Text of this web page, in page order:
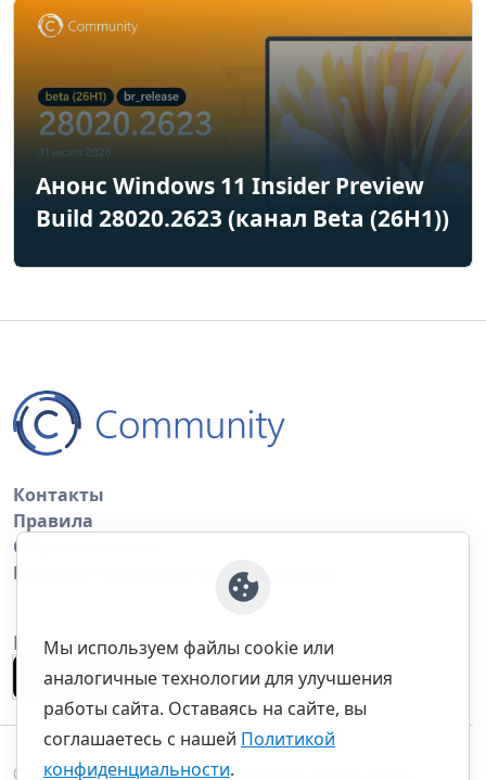
Анонс Windows 11 Insider Preview
Build 28020.2623 (канал Beta (26H1))
Контакты
Правила
Обратная связь
Правила копирования материалов
Приложение
©thecommunity.ru 2026. Все права защищены.
Мы используем файлы cookie или
аналогичные технологии для улучшения
работы сайта. Оставаясь на сайте, вы
соглашаетесь с нашей Политикой
конфиденциальности.